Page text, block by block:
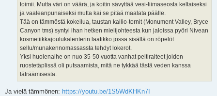
toimii. Mutta väri on väärä, ja koitin sävyttää vesi-liimaseosta keltaiseksi
ja vaaleanpunaiseksi mutta kai se pitää maalata päälle.
Tää on tämmöstä kokeilua, taustan kallio-tornit (Monument Valley, Bryce
Canyon tms) syntyi ihan hetken mielijohteesta kun jaloissa pyöri Nivean
kosmetiikkajoulukalenterin laatikko jossa sisällä on röpelöt
sellu/munakennomassassta tehdyt lokerot.
Yksi huolenaihe on nuo 35-50 vuotta vanhat peltiraiteet joiden
ruostetäplissä oli putsaamista, mitä ne tykkää tästä veden kanssa
läträämisestä.
Ja vielä tämmönen: https://youtu.be/1S5WdKHKn7I